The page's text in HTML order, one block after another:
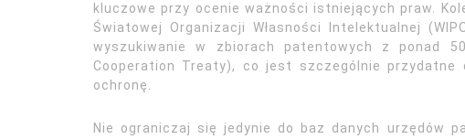
kluczowe przy ocenie ważności istniejących praw.
Światowej Organizacji Własności Intelektualnej
wyszukiwanie w zbiorach patentowych z ponad
Cooperation Treaty), co jest szczególnie przydatne
ochronę.
Nie ograniczaj się jedynie do baz danych urzędów